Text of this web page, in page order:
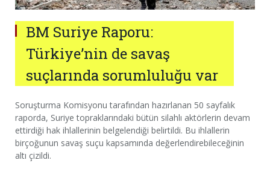
BM Suriye Raporu:
Türkiye’nin de savaş
suçlarında sorumluluğu var
Soruşturma Komisyonu tarafından hazırlanan 50 sayfalık
raporda, Suriye topraklarındaki bütün silahlı aktörlerin devam
ettirdiği hak ihlallerinin belgelendiği belirtildi. Bu ihlallerin
birçoğunun savaş suçu kapsamında değerlendirebileceğinin
altı çizildi.